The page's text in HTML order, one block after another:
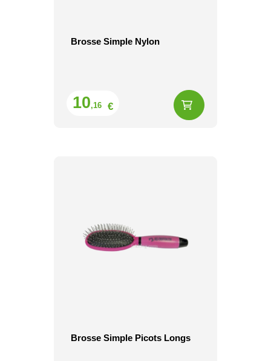
Brosse Simple Nylon
10,16 €
Brosse Simple Picots Longs